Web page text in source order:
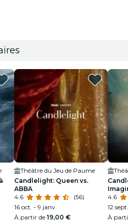
Théâtre du Jeu de Paume
Candlelight: Queen vs.
ABBA
4.6
(56)
16 oct. - 9 janv.
À partir de 19,00 €
4.6
12
À